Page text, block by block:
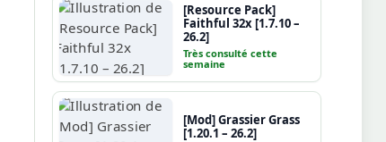
[Resource Pack]
Faithful 32x [1.7.10 –
26.2]
Très consulté cette
semaine
[Mod] Grassier Grass
[1.20.1 – 26.2]